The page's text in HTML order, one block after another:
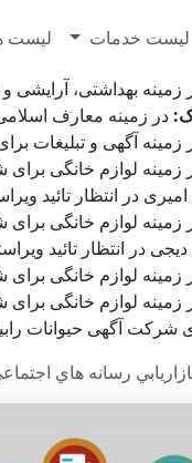
لیست خدمات لیست
زمینه بهداشتی، آرایشی و زیور
در زمینه معارف اسلامی برای
زمینه آگهی و تبلیغات برای شرکت
زمینه لوازم خانگی برای شرکت
تائید ویراستار می باشد - ۱۵
زمینه لوازم خانگی برای شرکت
تائید ویراستار می باشد - ۱۵
زمینه لوازم خانگی برای شرکت
زمینه لوازم خانگی برای شرکت
آگهی حیوانات رابینسه در
رسانه هاي